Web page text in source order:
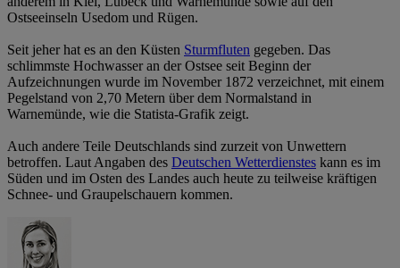
Ostseeinseln Usedom und Rügen.
Seit jeher hat es an den Küsten Sturmfluten gegeben. Das
schlimmste Hochwasser an der Ostsee seit Beginn der
Aufzeichnungen wurde im November 1872 verzeichnet, mit einem
Pegelstand von 2,70 Metern über dem Normalstand in
Warnemünde, wie die Statista-Grafik zeigt.
Auch andere Teile Deutschlands sind zurzeit von Unwettern
betroffen. Laut Angaben des Deutschen Wetterdienstes kann es im
Süden und im Osten des Landes auch heute zu teilweise kräftigen
Schnee- und Graupelschauern kommen.